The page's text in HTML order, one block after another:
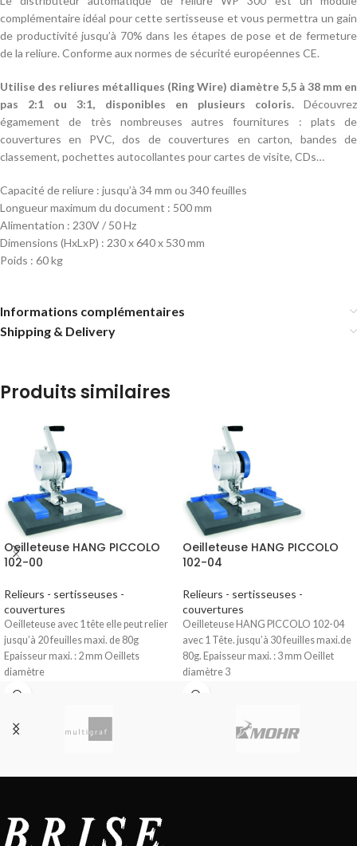
complémentaire idéal pour cette sertisseuse et vous permettra un gain
de productivité jusqu’à 70% dans les étapes de pose et de fermeture
de la reliure. Conforme aux normes de sécurité européennes CE.
Utilise des reliures métalliques (Ring Wire) diamètre 5,5 à 38 mm en
pas 2:1 ou 3:1, disponibles en plusieurs coloris.Découvrez
égamement de très nombreuses autres fournitures : plats de
couvertures en PVC, dos de couvertures en carton, bandes de
classement, pochettes autocollantes pour cartes de visite, CDs…
Capacité de reliure : jusqu’à 34 mm ou 340 feuilles
Longueur maximum du document : 500 mm
Alimentation : 230V / 50 Hz
Dimensions (HxLxP) : 230 x 640 x 530 mm
Poids : 60 kg
Informations complémentaires
Shipping & Delivery
Produits similaires
Oeilleteuse HANG PICCOLO
102-00
Relieurs - sertisseuses -
couvertures
Oeilleteuse avec 1 tête elle peut relier
jusqu’à 20 feuilles maxi. de 80g
Epaisseur maxi. : 2 mm Oeillets
diamètre
Oeilleteuse HANG PICCOLO
102-04
Relieurs - sertisseuses -
couvertures
Oeilleteuse HANG PICCOLO 102-04
avec 1 Tête. jusqu’à 30 feuilles maxi.de
80g. Epaisseur maxi. : 3 mm Oeillet
diamètre 3